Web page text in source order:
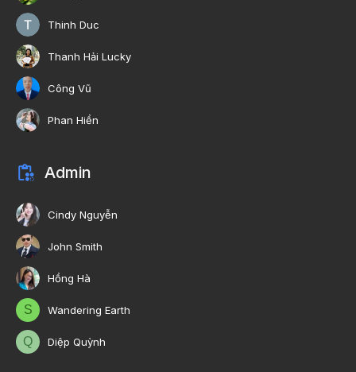
Thinh Duc
Thanh Hải Lucky
Công Vũ
Phan Hiền
Admin
Cindy Nguyễn
John Smith
Hồng Hà
S Wandering Earth
Q Diệp Quỳnh